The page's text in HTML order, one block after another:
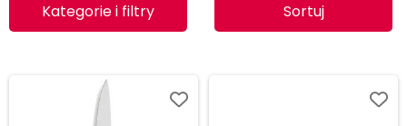
Kategorie i filtry Sortuj